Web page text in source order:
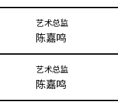
艺术总监
陈嘉鸣
艺术总监
陈嘉鸣